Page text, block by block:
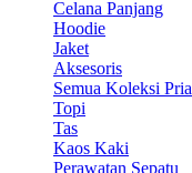
Celana Panjang
Hoodie
Jaket
Aksesoris
Semua Koleksi Pria
Topi
Tas
Kaos Kaki
Perawatan Sepatu